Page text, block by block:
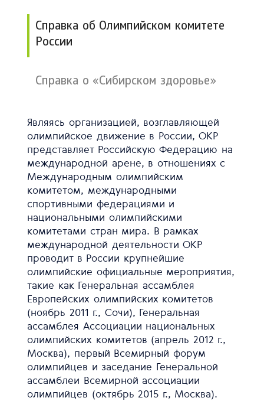
Справка об Олимпийском комитете
России
Справка о «Сибирском здоровье»
Являясь организацией, возглавляющей
олимпийское движение в России, ОКР
представляет Российскую Федерацию на
международной арене, в отношениях с
Международным олимпийским
комитетом, международными
спортивными федерациями и
национальными олимпийскими
комитетами стран мира. В рамках
международной деятельности ОКР
проводит в России крупнейшие
олимпийские официальные мероприятия,
такие как Генеральная ассамблея
Европейских олимпийских комитетов
(ноябрь 2011 г., Сочи), Генеральная
ассамблея Ассоциации национальных
олимпийских комитетов (апрель 2012 г.,
Москва), первый Всемирный форум
олимпийцев и заседание Генеральной
ассамблеи Всемирной ассоциации
олимпийцев (октябрь 2015 г., Москва).